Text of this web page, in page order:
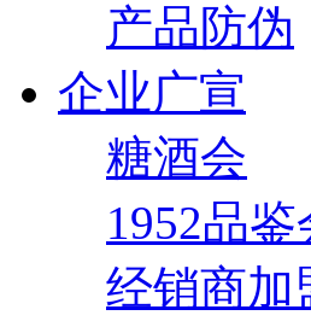
产品防伪
企业广宣
糖酒会
1952品鉴
经销商加